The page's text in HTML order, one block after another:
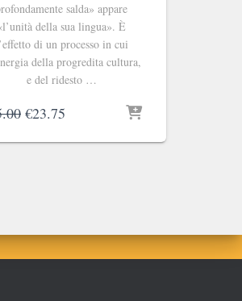
salda» appare
della sua lingua». È
di un processo in cui
della progredita cultura,
e del ridesto …
Il
originale
€23.75
attuale